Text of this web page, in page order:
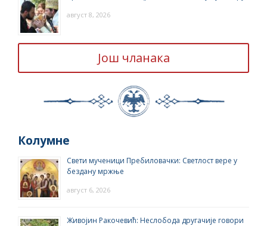
август 8, 2026
Још чланака
Колумне
Свети мученици Пребиловачки: Светлост вере у
бездану мржње
август 6, 2026
Живојин Ракочевић: Неслобода другачије говори